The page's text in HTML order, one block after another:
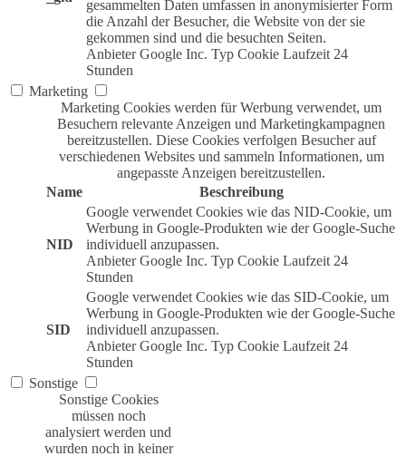
gesammelten Daten umfassen in anonymisierter Form
die Anzahl der Besucher, die Website von der sie
gekommen sind und die besuchten Seiten.
Anbieter Google Inc. Typ Cookie Laufzeit 24
Stunden
Marketing
Marketing Cookies werden für Werbung verwendet, um
Besuchern relevante Anzeigen und Marketingkampagnen
bereitzustellen. Diese Cookies verfolgen Besucher auf
verschiedenen Websites und sammeln Informationen, um
angepasste Anzeigen bereitzustellen.
Name
Beschreibung
NID
Google verwendet Cookies wie das NID-Cookie, um
Werbung in Google-Produkten wie der Google-Suche
individuell anzupassen.
Anbieter Google Inc. Typ Cookie Laufzeit 24
Stunden
SID
Google verwendet Cookies wie das SID-Cookie, um
Werbung in Google-Produkten wie der Google-Suche
individuell anzupassen.
Anbieter Google Inc. Typ Cookie Laufzeit 24
Stunden
Sonstige
Sonstige Cookies
müssen noch
analysiert werden und
wurden noch in keiner